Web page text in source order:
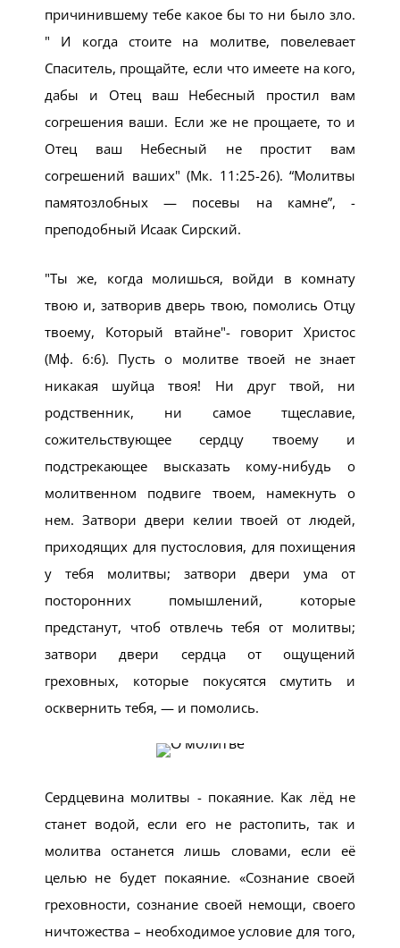
причинившему тебе какое бы то ни было зло.
" И когда стоите на молитве, повелевает
Спаситель, прощайте, если что имеете на кого,
дабы и Отец ваш Небесный простил вам
согрешения ваши. Если же не прощаете, то и
Отец ваш Небесный не простит вам
согрешений ваших" (Мк. 11:25-26). “Молитвы
памятозлобных — посевы на камне”, -
преподобный Исаак Сирский.
"Ты же, когда молишься, войди в комнату
твою и, затворив дверь твою, помолись Отцу
твоему, Который втайне"- говорит Христос
(Мф. 6:6). Пусть о молитве твоей не знает
никакая шуйца твоя! Ни друг твой, ни
родственник, ни самое тщеславие,
сожительствующее сердцу твоему и
подстрекающее высказать кому-нибудь о
молитвенном подвиге твоем, намекнуть о
нем. Затвори двери келии твоей от людей,
приходящих для пустословия, для похищения
у тебя молитвы; затвори двери ума от
посторонних помышлений, которые
предстанут, чтоб отвлечь тебя от молитвы;
затвори двери сердца от ощущений
греховных, которые покусятся смутить и
осквернить тебя, — и помолись.
Сердцевина молитвы - покаяние. Как лёд не
станет водой, если его не растопить, так и
молитва останется лишь словами, если её
целью не будет покаяние. «Сознание своей
греховности, сознание своей немощи, своего
ничтожества – необходимое условие для того,